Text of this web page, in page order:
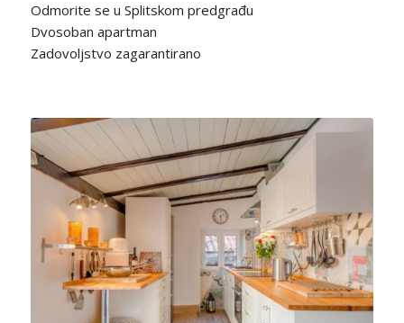
Odmorite se u Splitskom predgrađu
Dvosoban apartman
Zadovoljstvo zagarantirano